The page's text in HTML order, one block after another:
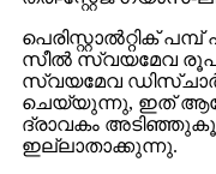
പെരിസ്റ്റാൽറ്റിക്
സീൽ സ്വയമേവ
സ്വയമേവ
ചെയ്യുന്നു, ഇത്
ദ്രാവകം
ഇല്ലാതാക്കുന്നു.